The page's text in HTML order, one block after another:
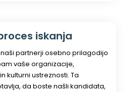
iskanja
partnerji osebno prilagodijo
vaše organizacije,
kulturni ustreznosti. Ta
da boste našli kandidata,